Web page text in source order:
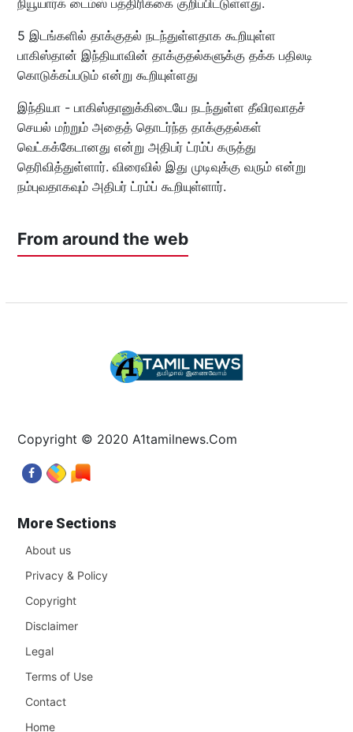
5 இடங்களில் தாக்குதல் நடந்துள்ளதாக கூறியுள்ள
பாகிஸ்தான் இந்தியாவின் தாக்குதல்களுக்கு தக்க பதிலடி
கொடுக்கப்படும் என்று கூறியுள்ளது
இந்தியா - பாகிஸ்தானுக்கிடையே நடந்துள்ள தீவிரவாதச்
செயல் மற்றும் அதைத் தொடர்ந்த தாக்குதல்கள்
வெட்கக்கேடானது என்று அதிபர் ட்ரம்ப் கருத்து
தெரிவித்துள்ளார். விரைவில் இது முடிவுக்கு வரும் என்று
நம்புவதாகவும் அதிபர் ட்ரம்ப் கூறியுள்ளார்.
From around the web
Copyright © 2020 A1tamilnews.Com
More Sections
About us
Privacy & Policy
Copyright
Disclaimer
Legal
Terms of Use
Contact
Home